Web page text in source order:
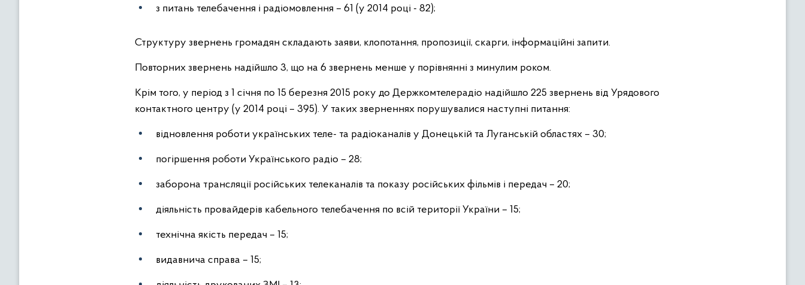
з питань телебачення і радіомовлення – 61 (у 2014 році - 82);
Структуру звернень громадян складають заяви, клопотання, пропозиції, скарги, інформаційні запити.
Повторних звернень надійшло 3, що на 6 звернень менше у порівнянні з минулим роком.
Крім того, у період з 1 січня по 15 березня 2015 року до Держкомтелерадіо надійшло 225 звернень від Урядового
контактного центру (у 2014 році – 395). У таких зверненнях порушувалися наступні питання:
відновлення роботи українських теле- та радіоканалів у Донецькій та Луганській областях – 30;
погіршення роботи Українського радіо – 28;
заборона трансляції російських телеканалів та показу російських фільмів і передач – 20;
діяльність провайдерів кабельного телебачення по всій території України – 15;
технічна якість передач – 15;
видавнича справа – 15;